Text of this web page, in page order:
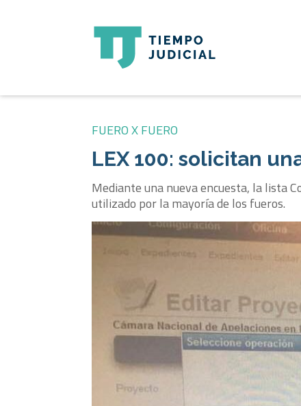
FUERO X FUERO
LEX 100: solicitan
Mediante una nueva encuesta, la lista
utilizado por la mayoría de los fueros.